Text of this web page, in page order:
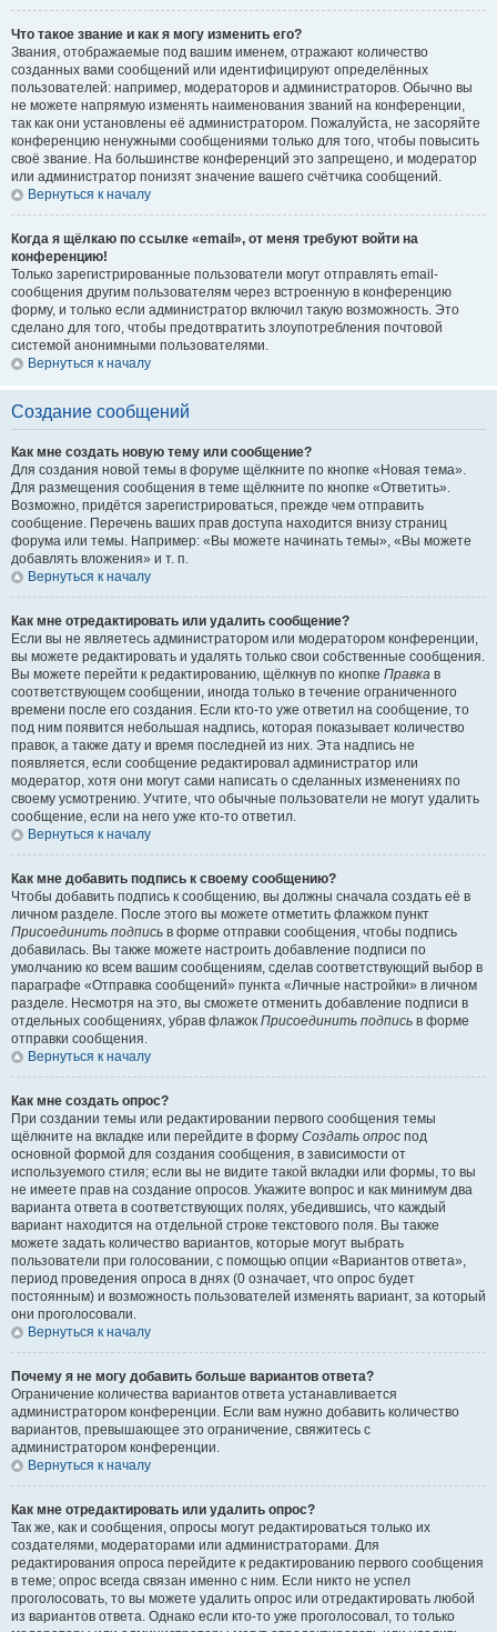
Что такое звание и как я могу изменить его?
Звания, отображаемые под вашим именем, отражают количество
созданных вами сообщений или идентифицируют определённых
пользователей: например, модераторов и администраторов. Обычно вы
не можете напрямую изменять наименования званий на конференции,
так как они установлены её администратором. Пожалуйста, не засоряйте
конференцию ненужными сообщениями только для того, чтобы повысить
своё звание. На большинстве конференций это запрещено, и модератор
или администратор понизят значение вашего счётчика сообщений.
Вернуться к началу
Когда я щёлкаю по ссылке «email», от меня требуют войти на
конференцию!
Только зарегистрированные пользователи могут отправлять email-
сообщения другим пользователям через встроенную в конференцию
форму, и только если администратор включил такую возможность. Это
сделано для того, чтобы предотвратить злоупотребления почтовой
системой анонимными пользователями.
Вернуться к началу
Создание сообщений
Как мне создать новую тему или сообщение?
Для создания новой темы в форуме щёлкните по кнопке «Новая тема».
Для размещения сообщения в теме щёлкните по кнопке «Ответить».
Возможно, придётся зарегистрироваться, прежде чем отправить
сообщение. Перечень ваших прав доступа находится внизу страниц
форума или темы. Например: «Вы можете начинать темы», «Вы можете
добавлять вложения» и т. п.
Вернуться к началу
Как мне отредактировать или удалить сообщение?
Если вы не являетесь администратором или модератором конференции,
вы можете редактировать и удалять только свои собственные сообщения.
Вы можете перейти к редактированию, щёлкнув по кнопке Правка в
соответствующем сообщении, иногда только в течение ограниченного
времени после его создания. Если кто-то уже ответил на сообщение, то
под ним появится небольшая надпись, которая показывает количество
правок, а также дату и время последней из них. Эта надпись не
появляется, если сообщение редактировал администратор или
модератор, хотя они могут сами написать о сделанных изменениях по
своему усмотрению. Учтите, что обычные пользователи не могут удалить
сообщение, если на него уже кто-то ответил.
Вернуться к началу
Как мне добавить подпись к своему сообщению?
Чтобы добавить подпись к сообщению, вы должны сначала создать её в
личном разделе. После этого вы можете отметить флажком пункт
Присоединить подпись в форме отправки сообщения, чтобы подпись
добавилась. Вы также можете настроить добавление подписи по
умолчанию ко всем вашим сообщениям, сделав соответствующий выбор в
параграфе «Отправка сообщений» пункта «Личные настройки» в личном
разделе. Несмотря на это, вы сможете отменить добавление подписи в
отдельных сообщениях, убрав флажок Присоединить подпись в форме
отправки сообщения.
Вернуться к началу
Как мне создать опрос?
При создании темы или редактировании первого сообщения темы
щёлкните на вкладке или перейдите в форму Создать опрос под
основной формой для создания сообщения, в зависимости от
используемого стиля; если вы не видите такой вкладки или формы, то вы
не имеете прав на создание опросов. Укажите вопрос и как минимум два
варианта ответа в соответствующих полях, убедившись, что каждый
вариант находится на отдельной строке текстового поля. Вы также
можете задать количество вариантов, которые могут выбрать
пользователи при голосовании, с помощью опции «Вариантов ответа»,
период проведения опроса в днях (0 означает, что опрос будет
постоянным) и возможность пользователей изменять вариант, за который
они проголосовали.
Вернуться к началу
Почему я не могу добавить больше вариантов ответа?
Ограничение количества вариантов ответа устанавливается
администратором конференции. Если вам нужно добавить количество
вариантов, превышающее это ограничение, свяжитесь с
администратором конференции.
Вернуться к началу
Как мне отредактировать или удалить опрос?
Так же, как и сообщения, опросы могут редактироваться только их
создателями, модераторами или администраторами. Для
редактирования опроса перейдите к редактированию первого сообщения
в теме; опрос всегда связан именно с ним. Если никто не успел
проголосовать, то вы можете удалить опрос или отредактировать любой
из вариантов ответа. Однако если кто-то уже проголосовал, то только